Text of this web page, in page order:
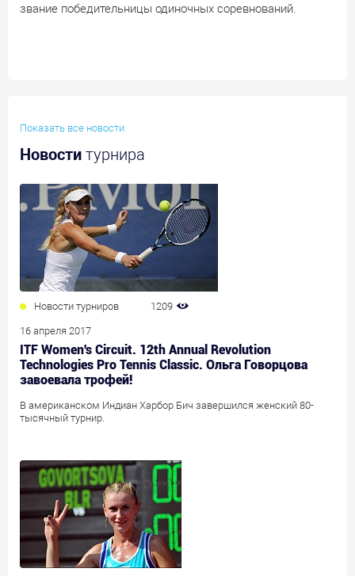
звание победительницы одиночных соревнований.
Показать все новости
Новости турнира
Новости турниров 1209
16 апреля 2017
ITF Women's Circuit. 12th Annual Revolution
Technologies Pro Tennis Classic. Ольга Говорцова
завоевала трофей!
В американском Индиан Харбор Бич завершился женский 80-
тысячный турнир.